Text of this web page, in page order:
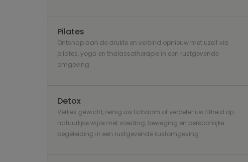
Pilates
Ontsnap aan de drukte en verbind opnieuw met uzelf via
pilates, yoga en thalassotherapie in een rustgevende
omgeving
Detox
Verlies gewicht, reinig uw lichaam of verbeter uw fitheid op
natuurlijke wijze met voeding, beweging en persoonlijke
begeleiding in een rustgevende kustomgeving